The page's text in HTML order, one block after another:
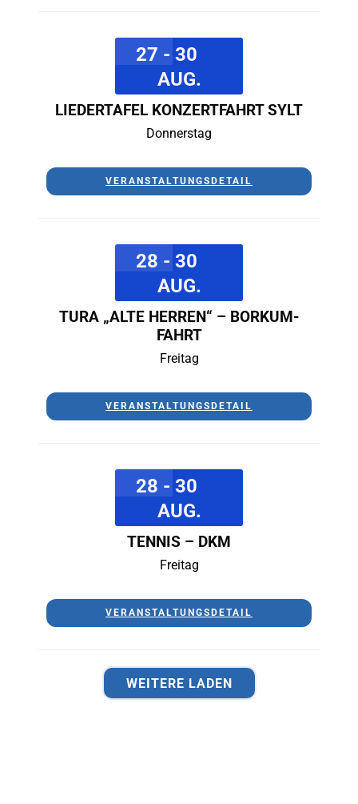
27 - 30
AUG.
LIEDERTAFEL KONZERTFAHRT SYLT
Donnerstag
VERANSTALTUNGSDETAIL
28 - 30
AUG.
TURA „ALTE HERREN“ – BORKUM-
FAHRT
Freitag
VERANSTALTUNGSDETAIL
28 - 30
AUG.
TENNIS – DKM
Freitag
VERANSTALTUNGSDETAIL
WEITERE LADEN